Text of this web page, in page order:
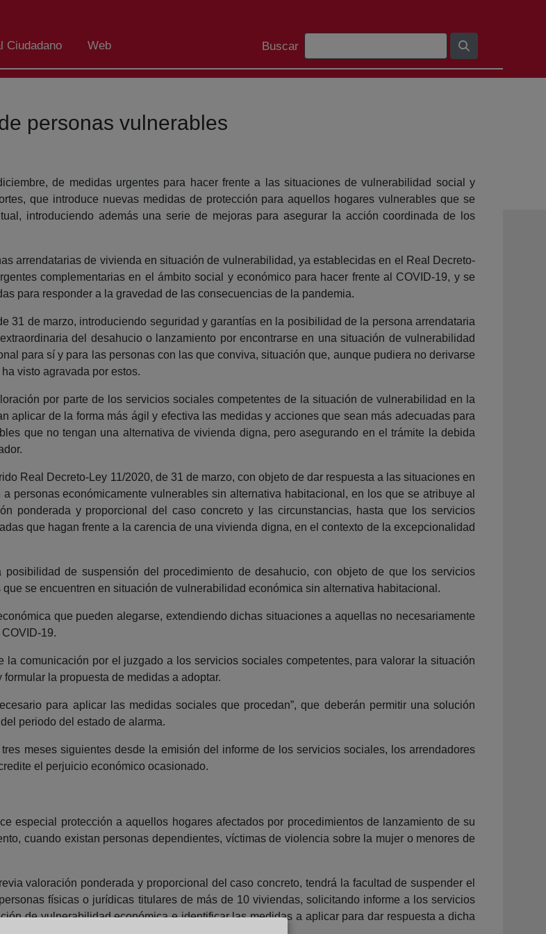
Ciudadano Web
Barra de búsqueda
Buscar
personas vulnerables
de medidas urgentes para hacer frente a las situaciones de vulnerabilidad social y
que introduce nuevas medidas de protección para aquellos hogares vulnerables que se
introduciendo además una serie de mejoras para asegurar la acción coordinada de los
arrendatarias de vivienda en situación de vulnerabilidad, ya establecidas en el Real Decreto-
complementarias en el ámbito social y económico para hacer frente al COVID-19, y se
para responder a la gravedad de las consecuencias de la pandemia.
31 de marzo, introduciendo seguridad y garantías en la posibilidad de la persona arrendataria
del desahucio o lanzamiento por encontrarse en una situación de vulnerabilidad
para sí y para las personas con las que conviva, situación que, aunque pudiera no derivarse
visto agravada por estos.
por parte de los servicios sociales competentes de la situación de vulnerabilidad en la
aplicar de la forma más ágil y efectiva las medidas y acciones que sean más adecuadas para
que no tengan una alternativa de vivienda digna, pero asegurando en el trámite la debida
Real Decreto-Ley 11/2020, de 31 de marzo, con objeto de dar respuesta a las situaciones en
personas económicamente vulnerables sin alternativa habitacional, en los que se atribuye al
ponderada y proporcional del caso concreto y las circunstancias, hasta que los servicios
que hagan frente a la carencia de una vivienda digna, en el contexto de la excepcionalidad
de suspensión del procedimiento de desahucio, con objeto de que los servicios
se encuentren en situación de vulnerabilidad económica sin alternativa habitacional.
que pueden alegarse, extendiendo dichas situaciones a aquellas no necesariamente
19.
comunicación por el juzgado a los servicios sociales competentes, para valorar la situación
la propuesta de medidas a adoptar.
para aplicar las medidas sociales que procedan”, que deberán permitir una solución
periodo del estado de alarma.
meses siguientes desde la emisión del informe de los servicios sociales, los arrendadores
el perjuicio económico ocasionado.
especial protección a aquellos hogares afectados por procedimientos de lanzamiento de su
cuando existan personas dependientes, víctimas de violencia sobre la mujer o menores de
valoración ponderada y proporcional del caso concreto, tendrá la facultad de suspender el
físicas o jurídicas titulares de más de 10 viviendas, solicitando informe a los servicios
de vulnerabilidad económica e identificar las medidas a aplicar para dar respuesta a dicha